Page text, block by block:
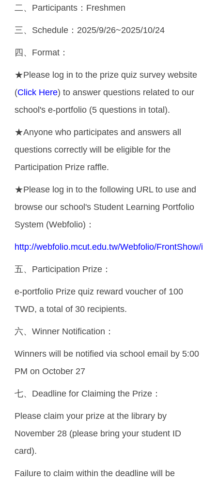
二、Participants：Freshmen
三、Schedule：2025/9/26~2025/10/24
四、Format：
★Please log in to the prize quiz survey website
(Click Here) to answer questions related to our
school's e-portfolio (5 questions in total).
★Anyone who participates and answers all
questions correctly will be eligible for the
Participation Prize raffle.
★Please log in to the following URL to use and
browse our school's Student Learning Portfolio
System (Webfolio)：
http://webfolio.mcut.edu.tw/Webfolio/FrontShow/
五、Participation Prize：
e-portfolio Prize quiz reward voucher of 100
TWD, a total of 30 recipients.
六、Winner Notification：
Winners will be notified via school email by 5:00
PM on October 27
七、Deadline for Claiming the Prize：
Please claim your prize at the library by
November 28 (please bring your student ID
card).
Failure to claim within the deadline will be